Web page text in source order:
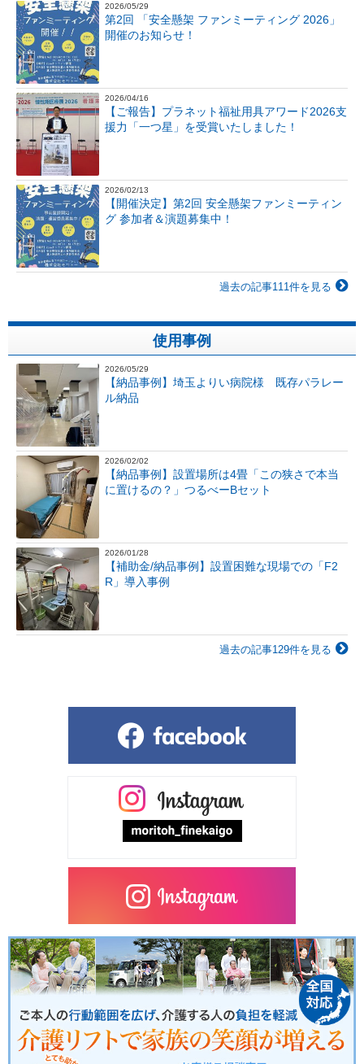
2026/05/29
第2回 「安全懸架 ファンミーティング 2026」
開催のお知らせ！
2026/04/16
【ご報告】プラネット福祉用具アワード2026支
援力「一つ星」を受賞いたしました！
2026/02/13
【開催決定】第2回 安全懸架ファンミーティン
グ 参加者＆演題募集中！
過去の記事111件を見る
使用事例
2026/05/29
【納品事例】埼玉よりい病院様 既存パラレー
ル納品
2026/02/02
【納品事例】設置場所は4畳「この狭さで本当
に置けるの？」つるべーBセット
2026/01/28
【補助金/納品事例】設置困難な現場での「F2
R」導入事例
過去の記事129件を見る